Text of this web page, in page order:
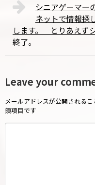
シニアゲーマ
ネットで情報探
します。 とりあえず
終了。
Leave your
メールアドレスが公開されるこ
須項目です